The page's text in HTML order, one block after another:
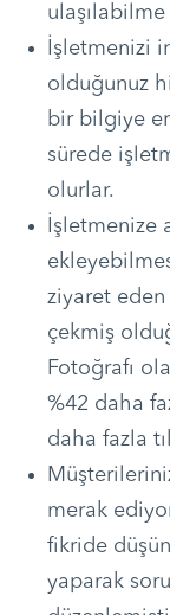
ulaşılabilme
İşletmenizi
olduğunuz
bir bilgiye
sürede
olurlar.
İşletmenize
ziyaret
çekmiş
Fotoğrafı
%42 daha
daha fazla
merak
fikride
yaparak